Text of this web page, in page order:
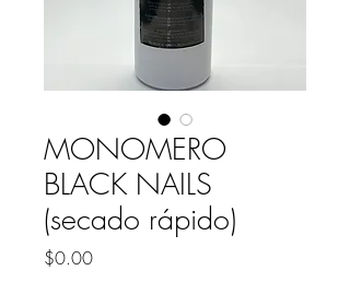
MONOMERO
BLACK NAILS
(secado rápido)
$0.00Precio